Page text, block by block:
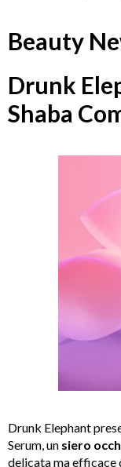
Beauty
Drunk
Shaba
Drunk Elephant
Serum, un siero
delicata ma efficace